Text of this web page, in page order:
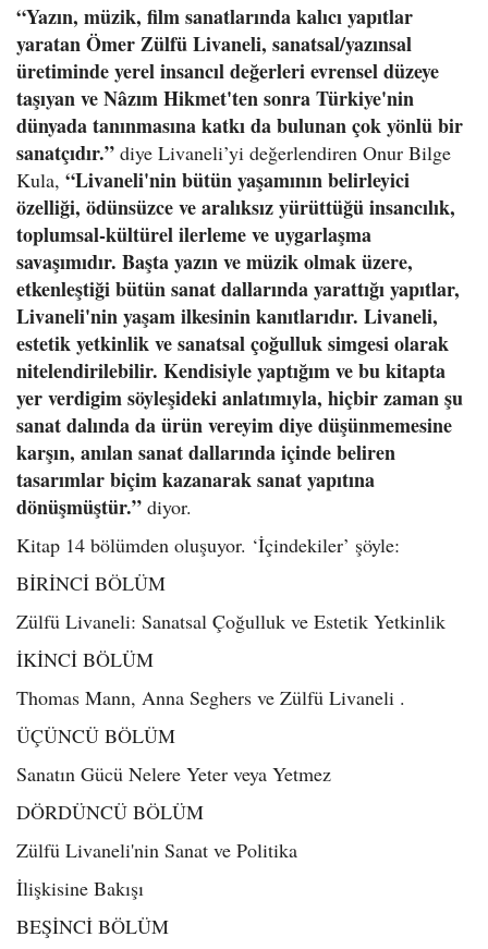
“Yazın, müzik, film sanatlarında kalıcı yapıtlar
yaratan Ömer Zülfü Livaneli, sanatsal/yazınsal
üretiminde yerel insancıl değerleri evrensel düzeye
taşıyan ve Nâzım Hikmet'ten sonra Türkiye'nin
dünyada tanınmasına katkı da bulunan çok yönlü bir
sanatçıdır.” diye Livaneli’yi değerlendiren Onur Bilge
Kula, “Livaneli'nin bütün yaşamının belirleyici
özelliği, ödünsüzce ve aralıksız yürüttüğü insancılık,
toplumsal-kültürel ilerleme ve uygarlaşma
savaşımıdır. Başta yazın ve müzik olmak üzere,
etkenleştiği bütün sanat dallarında yarattığı yapıtlar,
Livaneli'nin yaşam ilkesinin kanıtlarıdır. Livaneli,
estetik yetkinlik ve sanatsal çoğulluk simgesi olarak
nitelendirilebilir. Kendisiyle yaptığım ve bu kitapta
yer verdigim söyleşideki anlatımıyla, hiçbir zaman şu
sanat dalında da ürün vereyim diye düşünmemesine
karşın, anılan sanat dallarında içinde beliren
tasarımlar biçim kazanarak sanat yapıtına
dönüşmüştür.” diyor.
Kitap 14 bölümden oluşuyor. ‘İçindekiler’ şöyle:
BİRİNCİ BÖLÜM
Zülfü Livaneli: Sanatsal Çoğulluk ve Estetik Yetkinlik
İKİNCİ BÖLÜM
Thomas Mann, Anna Seghers ve Zülfü Livaneli .
ÜÇÜNCÜ BÖLÜM
Sanatın Gücü Nelere Yeter veya Yetmez
DÖRDÜNCÜ BÖLÜM
Zülfü Livaneli'nin Sanat ve Politika
İlişkisine Bakışı
BEŞİNCİ BÖLÜM